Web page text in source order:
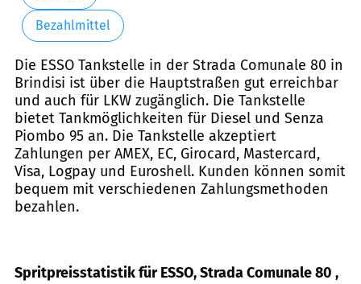
Bezahlmittel
Die ESSO Tankstelle in der Strada Comunale 80 in
Brindisi ist über die Hauptstraßen gut erreichbar
und auch für LKW zugänglich. Die Tankstelle
bietet Tankmöglichkeiten für Diesel und Senza
Piombo 95 an. Die Tankstelle akzeptiert
Zahlungen per AMEX, EC, Girocard, Mastercard,
Visa, Logpay und Euroshell. Kunden können somit
bequem mit verschiedenen Zahlungsmethoden
bezahlen.
Spritpreisstatistik für ESSO, Strada Comunale 80 ,